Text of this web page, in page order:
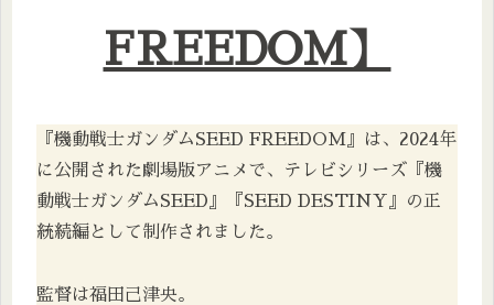
FREEDOM】
『機動戦士ガンダムSEED FREEDOM』は、2024年
に公開された劇場版アニメで、テレビシリーズ『機
動戦士ガンダムSEED』『SEED DESTINY』の正
統続編として制作されました。
監督は福田己津央。